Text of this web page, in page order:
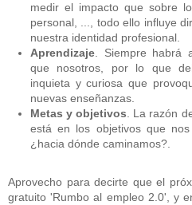
medir el impacto que sobre
personal, ..., todo ello influye
nuestra identidad profesional.
Aprendizaje . Siempre habrá
que nosotros, por lo que
inquieta y curiosa que
nuevas enseñanzas.
Metas y objetivos . La razón
está en los objetivos que
¿hacia dónde caminamos?.
Aprovecho para decirte que el
gratuito 'Rumbo al empleo 2.0', y